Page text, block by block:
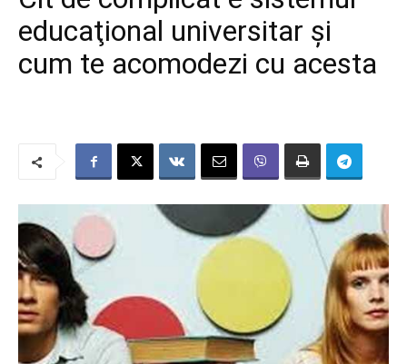
educaţional universitar şi
cum te acomodezi cu acesta